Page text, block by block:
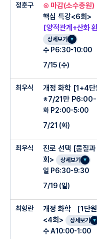
제공)
-실력별/단계별 추가자료 제공(학
-24시간 진행되는 카카오톡 질문 교
-선생님 + 조교 선생님의 대면 질문
-주제별 숏츠 강의 + 주제별 문제
○ 주차별 진도계획
1주차 : 화학식량과 몰
2주차 : 화학반응의 양적관계 (1)
화학반응의 양적관계 (2)
분자의 구조
분자의 성질,상평형, 용해평형
6주차 : 화학평형과 평형상수,평형
농도, pH구하기
중화 반응
매회 암기테스트/복습테스트
단원 평가 후 상세분석으로 학생의
실력별/단계별 추가자료 제공(학생
24시간 진행되는 카카오톡 질문 교
선생님 + 조교 선생님의 대면 질문
주제별 숏츠 강의 + 주제별 문제 제
○ 주차별 진도계획
액체와 고체 / 물의 성질
3주차 :
화학반응의 자발성
반응 속도
-내신 유형별 추가 학습 자료로 내
-매회 복습테스트 상세 분석으로
-매회 암기테스트/복습테스트
-단원 평가 후 상세분석으로 학생
-실력별/단계별 추가자료 제공(학생
-24시간 진행되는 카카오톡 질문
-선생님 + 조교 선생님의 대면 질문
-주제별 숏츠 강의 + 주제별 문제
○ 주차별 진도계획
-산과 염기의 성질
○ 수업특징
-개념을 쌓는 과제와 실전 속도를
-전문항 / 손풀이 전과정 해설 영상
-실수 차단을 위한 한울T 자체 암기
-현장 질의응답 클리닉 + 온라인 줌
○ 주차별 진도계획
정훈구 ⊙ 마감(소수충원)
핵심 특강<6회>
[양적관계+산화
상세보기
수 P6:30-10:00
7/15 (수)
▶ 수강대상
-개념은 학습했으나 문제 푸는 게 어
▶ 교재: 자체 제작 교재 (훈구파
-양적관계, 중화반응 스킬을 문제에
르고 정확한 풀이비법 제시
-양적관계, 중화반응 실전 문제 체
최우식
개정 화학 [1+4
※7/21만
화 P2:00-5:00
7/21 (화)
○ 수업특징
개념을 활용하여 응용할 수 있게 개
○ 관리 프로그램
최우식
진로 선택 [물질
회>
상세보기
일 P6:30-9:30
7/19 (일)
○ 수업특징
최형란
개정 화학 ［1단
<4회>
상세보기
수 A10:00-1:00